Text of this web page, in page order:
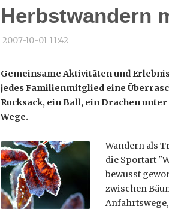
Herbstwandern
2007-10-01 11:42
Gemeinsame Aktivitäten und
jedes Familienmitglied eine
Rucksack, ein Ball, ein Drachen
Wege.
Wandern als
die Sportart
bewusst
zwischen